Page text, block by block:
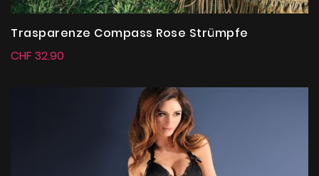
Trasparenze Compass Rose Strümpfe
CHF 32.90